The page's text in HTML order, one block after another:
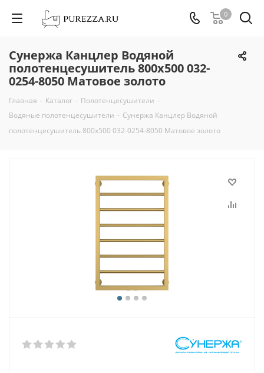
0
Сунержа Канцлер Водяной
полотенцесушитель 800х500 032-
0254-8050 Матовое золото
Главная - Каталог - Полотенцесушители -
Водяные полотенцесушители - Сунержа Канцлер Водяной
полотенцесушитель 800х500 032-0254-8050 Матовое золото